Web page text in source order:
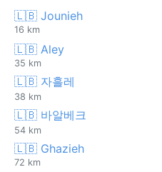
🇱🇧 Jounieh
16 km
🇱🇧 Aley
35 km
🇱🇧 자흘레
38 km
🇱🇧 바알베크
54 km
🇱🇧 Ghazieh
72 km